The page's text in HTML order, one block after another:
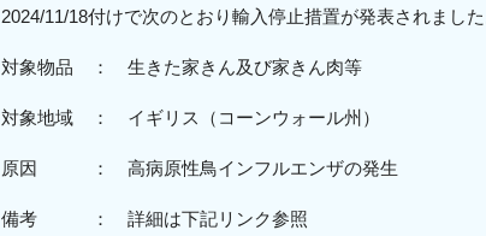
2024/11/18付けで次のとおり輸入停止措置が発表されました
対象物品 ： 生きた家きん及び家きん肉等
対象地域 ： イギリス（ コーンウォール州 ）
原因 ： 高病原性鳥インフルエンザの発生
備考 ： 詳細は下記リンク参照